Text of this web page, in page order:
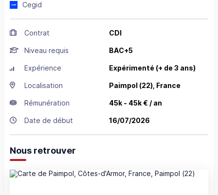
Cegid
Contrat CDI
Niveau requis BAC+5
Expérience Expérimenté (+ de 3 ans)
Localisation Paimpol (22), France
Rémunération 45k - 45k € / an
Date de début 16/07/2026
Nous retrouver